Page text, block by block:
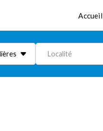
Accueil
Localité